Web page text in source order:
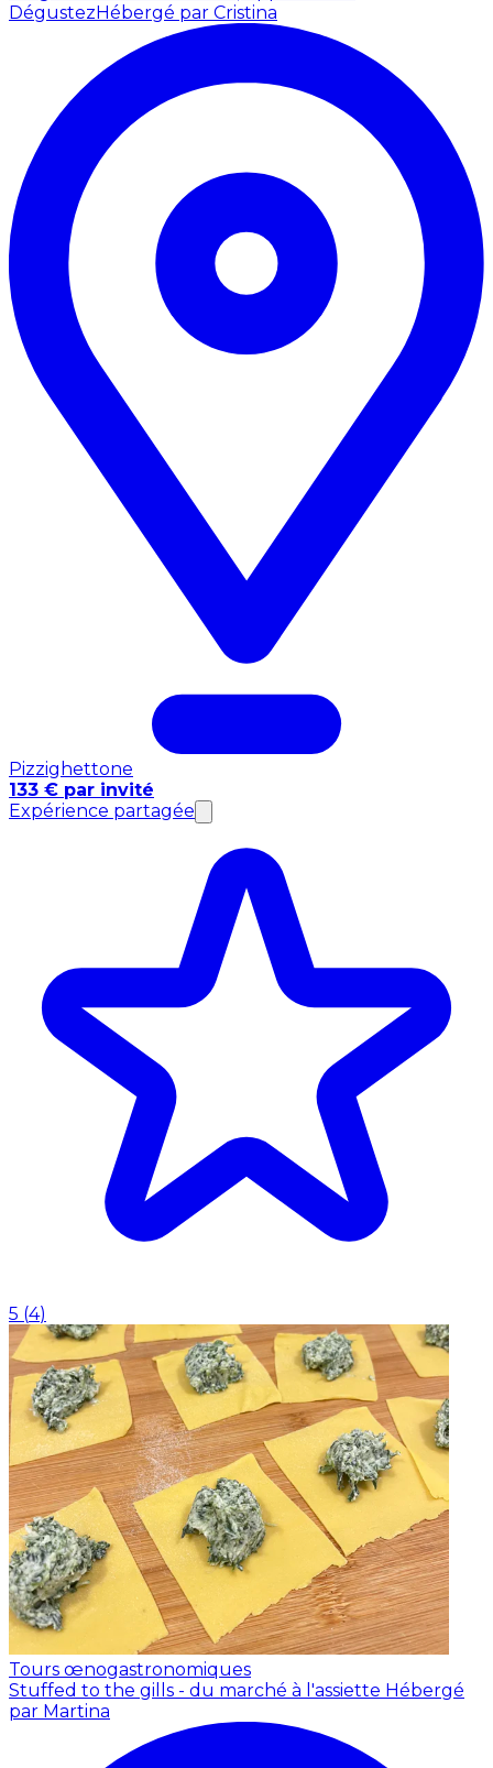
DégustezHébergé par Cristina
Pizzighettone
133 € par invité
Expérience partagée
5 (4)
Tours œnogastronomiques
Stuffed to the gills - du marché à l'assiette Hébergé
par Martina